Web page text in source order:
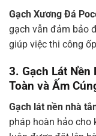
Gạch Xương Đá
gạch vẫn đảm bảo
giúp việc thi công
3. Gạch Lát Nền
Toàn và Ấm
Gạch lát nền nhà
pháp hoàn hảo cho